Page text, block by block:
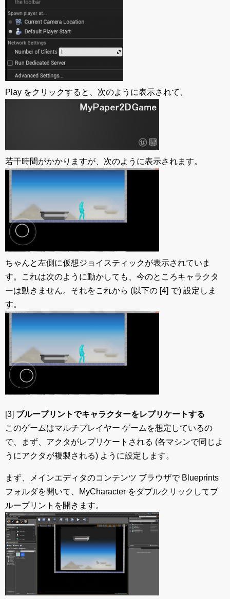
Play をクリックすると、次のように表示されて、
若干時間がかかりますが、次のように表示されます。
ちゃんと左側に仮想ジョイスティックが表示されていま
す。これは次のように動かしても、今のところキャラクタ
ーは動きません。それをこれから (以下の [4] で) 設定しま
す。
[3] ブループリントでキャラクターをレプリケートする
このゲームはマルチプレイヤー ゲームを想定しているの
で、まず、アクタがレプリケートされる (各マシンで同じよ
うにアクタが複製される) ように設定します。
まず、メインエディタのコンテンツ ブラウザで Blueprints
フォルダを開いて、MyCharacter をダブルクリックしてブ
ループリントを開きます。